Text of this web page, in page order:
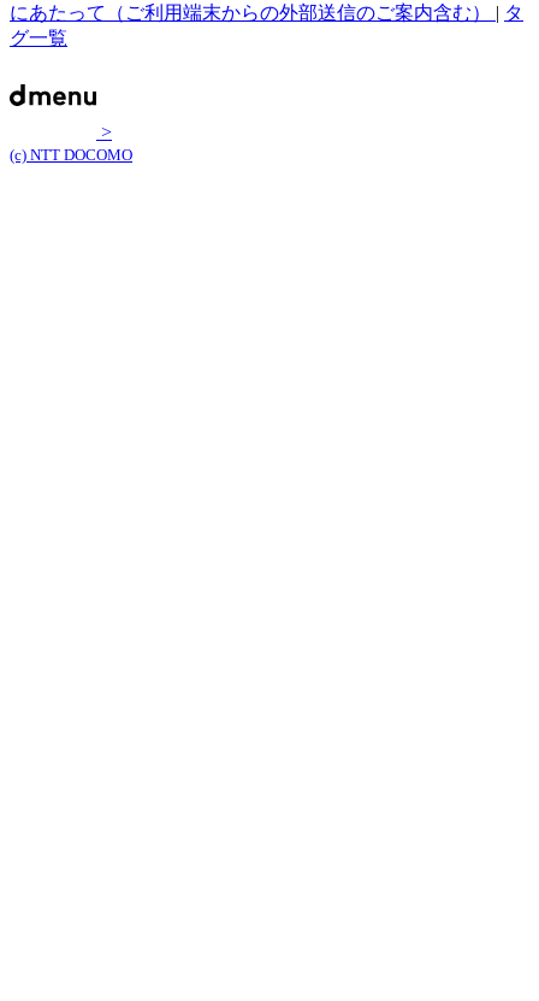
にあたって（ご利用端末からの外部送信のご案内含む） | タ
グ一覧
>
(c) NTT DOCOMO